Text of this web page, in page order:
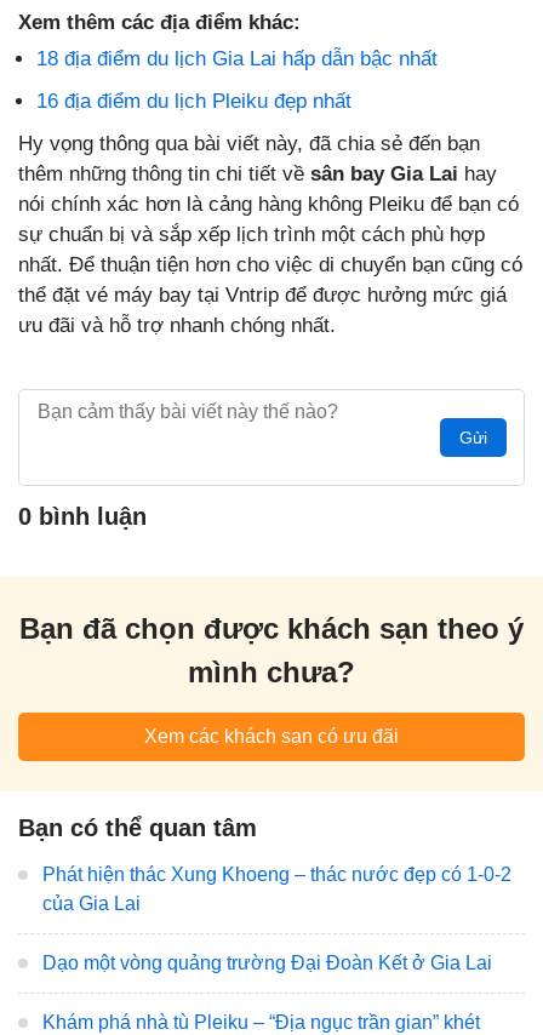
Xem thêm các địa điểm khác:
18 địa điểm du lịch Gia Lai hấp dẫn bậc nhất
16 địa điểm du lịch Pleiku đẹp nhất
Hy vọng thông qua bài viết này, đã chia sẻ đến bạn
thêm những thông tin chi tiết về sân bay Gia Lai hay
nói chính xác hơn là cảng hàng không Pleiku để bạn có
sự chuẩn bị và sắp xếp lịch trình một cách phù hợp
nhất. Để thuận tiện hơn cho việc di chuyển bạn cũng có
thể đặt vé máy bay tại Vntrip để được hưởng mức giá
ưu đãi và hỗ trợ nhanh chóng nhất.
Gửi
0 bình luận
Bạn đã chọn được khách sạn theo ý
mình chưa?
Xem các khách sạn có ưu đãi
Bạn có thể quan tâm
Phát hiện thác Xung Khoeng – thác nước đẹp có 1-0-2
của Gia Lai
Dạo một vòng quảng trường Đại Đoàn Kết ở Gia Lai
Khám phá nhà tù Pleiku – “Địa ngục trần gian” khét